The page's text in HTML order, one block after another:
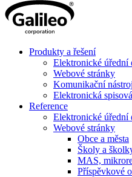
Produkty a řešení
Elektronické úřední
Webové stránky
Komunikační
Elektronická
Reference
Elektronické úřední
Webové stránky
Obce a města
Školy a
MAS,
Příspěvkové